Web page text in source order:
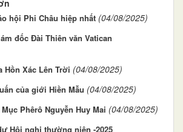
hội Phi Châu hiệp nhất (04/08/2025)
đốc Đài Thiên văn Vatican
Xác Lên Trời (04/08/2025)
của giới Hiền Mẫu (04/08/2025)
Phêrô Nguyễn Huy Mai (04/08/2025)
Hội nghị thường niên -2025